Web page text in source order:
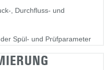
, Durchfluss- und
Spül- und Prüfparameter